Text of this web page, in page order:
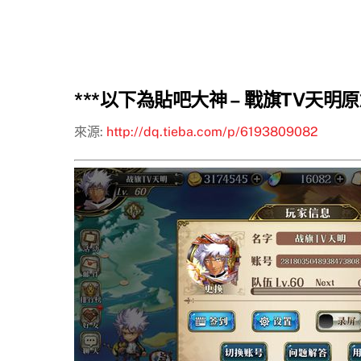
***以下為貼吧大神 – 戰旗TV天明
來源: http://dq.tieba.com/p/6193809082